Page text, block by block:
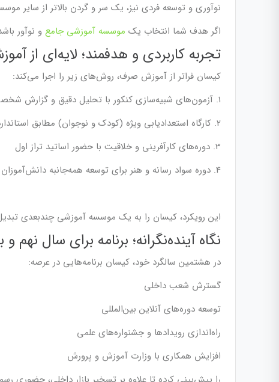
نوآوری و توسعه فردی نیز، یک سر و گردن بالاتر از سایر
اگر هدف شما انتخاب یک موسسه آموزشی جامع و نوآور
تجربه کاربردی و هدفمند؛ لایه‌ای از
کیسان فراتر از آموزش صرف، روش‌های زیر را اجرا می‌کند:
1. آزمون‌های شبیه‌سازی کنکور با تحلیل دقیق و گزارش شخصی
2. کارگاه استعدادیابی ویژه (کودک و نوجوان) مطابق استاندارد
3. دوره‌های کارآفرینی و خلاقیت با حضور اساتید تراز اول
4. دوره سواد رسانه و هنر برای توسعه همه‌جانبه دانش‌آموزان
این رویکرد، کیسان را به یک موسسه آموزشی چندبعدی
نگاه آینده‌نگرانه؛ برنامه برای سال نهم و
در هشتمین سالگرد خود، کیسان برنامه‌هایی در عرصه:
گسترش شعب داخلی
توسعه دوره‌های آنلاین بین‌المللی
راه‌اندازی رویدادها و جشنواره‌های علمی
افزایش همکاری با وزارت آموزش و پرورش